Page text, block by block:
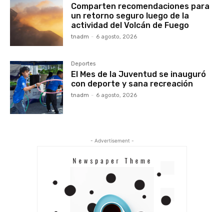
Comparten recomendaciones para
un retorno seguro luego de la
actividad del Volcán de Fuego
tnadm - 6 agosto, 2026
Deportes
El Mes de la Juventud se inauguró
con deporte y sana recreación
tnadm - 6 agosto, 2026
- Advertisement -